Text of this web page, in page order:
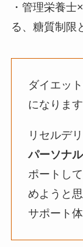
・管理栄養士
る、糖質制限
ダイエッ
になります
リセルデ
パーソナ
ポートし
めようと
サポート